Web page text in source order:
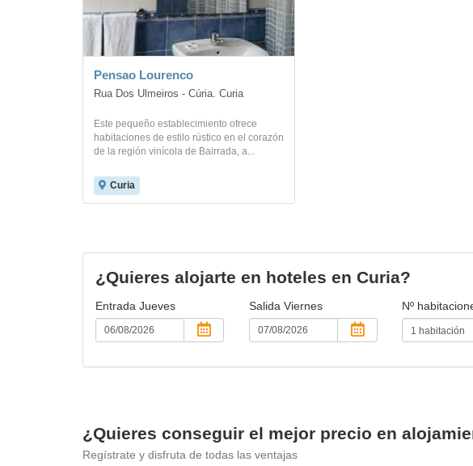
Pensao Lourenco
Rua Dos Ulmeiros - Cúria. Curia
Este pequeño establecimiento ofrece
habitaciones de estilo rústico en el corazón
de la región vinícola de Bairrada, a...
Curia
¿Quieres alojarte en hoteles en Curia?
Entrada Jueves Salida Viernes Nº
¿Quieres conseguir el mejor precio en
Regístrate y disfruta de todas las ventajas